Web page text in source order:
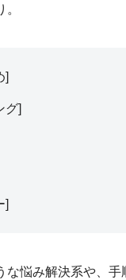
]
グ]
]
な悩み解決系や、手